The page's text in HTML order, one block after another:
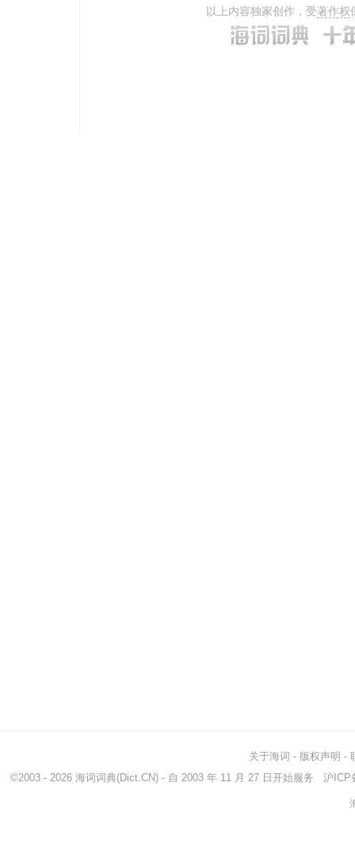
以上内容独家创作，受著作权
关于海词 - 版权声明 -
©2003 - 2026 海词词典(Dict.CN) - 自 2003 年 11 月 27 日开始服务 沪ICP